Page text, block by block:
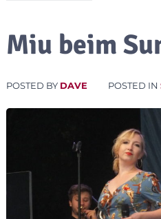
Miu beim
POSTED BY DAVE POSTED IN